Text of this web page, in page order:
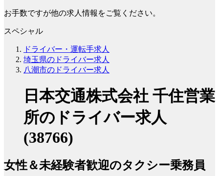
お手数ですが他の求人情報をご覧ください。
スペシャル
ドライバー・運転手求人
埼玉県のドライバー求人
八潮市のドライバー求人
日本交通株式会社 千住営業
所のドライバー求人
(38766)
女性＆未経験者歓迎のタクシー乗務員